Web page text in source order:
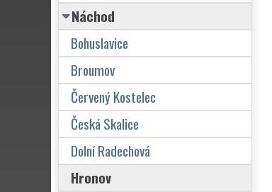
Náchod
Bohuslavice
Broumov
Červený Kostelec
Česká Skalice
Dolní Radechová
Hronov